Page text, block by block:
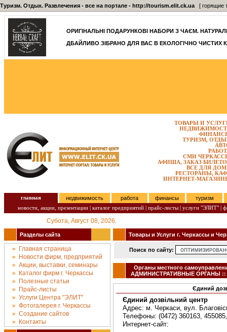
Туризм. Отдых. Развлечения - все на портале - http://tourism.elit.ck.ua [ горящие
ОРИГІНАЛЬНІ ПОДАРУНКОВІ НАБОРИ З ЧАЄМ.
ДБАЙЛИВО ЗІБРАНО ДЛЯ ВАС В ЕКОЛОГІЧНО ЧИСТИХ
ТОВАРЫ И
ТУРИЗМ,
СМИ
АФИША, ЗАКАЗ
ВСЕ ДЛЯ
РЕСТОРАНЫ,
ИНТЕРНЕТ-
главная недвижимость работа финансы
туризм
новости, акции, презентации | каталог предприятий | прайс-листы | услуги "ЭЛИТ" |
Субота, Август 08, 2026.
Разделы сайта
Главная страница
Новости фирм, предприятий
Акции, выставки, семинары
Каталог фирм г. Черкассы
Полезные статьи
Прайс-листы
Услуги Центра "ЭЛИТ"
Фотогалерея г. Черкассы
Создание сайтов
Контакты
Товары и Услуги г. Черкассы и
Поиск по сайту:
Органы местного
АДМИНИСТРАТИВНЫЕ ОРГАНЫ ::
Єдиний
Єдиний дозвільний центр
Адрес: м. Черкаси, вул.
Телефоны: (0472) 360163,
Интернет-сайт: